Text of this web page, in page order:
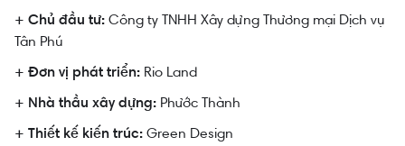
+ Chủ đầu tư: Công ty TNHH Xây dựng Thương mại Dịch vụ
Tân Phú
+ Đơn vị phát triển: Rio Land
+ Nhà thầu xây dựng: Phước Thành
+ Thiết kế kiến trúc: Green Design